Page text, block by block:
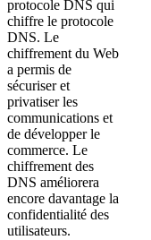
protocole DNS qui
chiffre le protocole
DNS. Le
chiffrement du Web
a permis de
sécuriser et
privatiser les
communications et
de développer le
commerce. Le
chiffrement des
DNS améliorera
encore davantage la
confidentialité des
utilisateurs.